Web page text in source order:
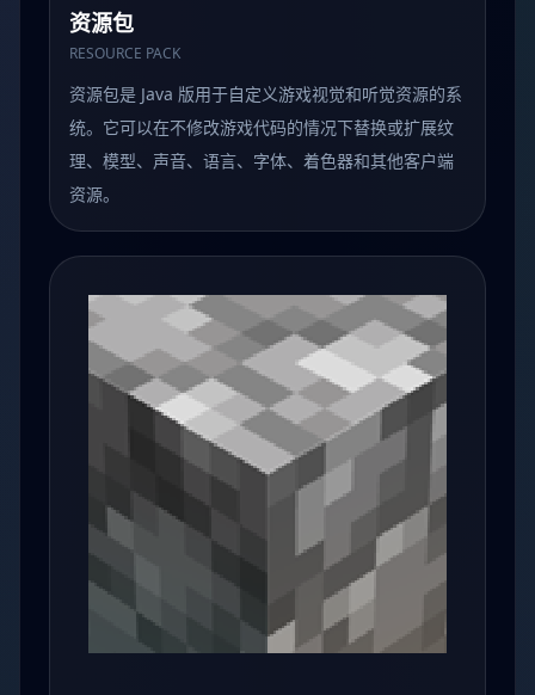
资源包
RESOURCE PACK
资源包是 Java 版用于自定义游戏视觉和听觉资源的系
统。它可以在不修改游戏代码的情况下替换或扩展纹
理、模型、声音、语言、字体、着色器和其他客户端
资源。